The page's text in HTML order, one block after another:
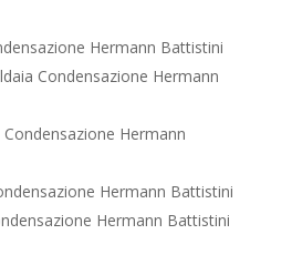
Hermann Battistini
Condensazione Hermann
Condensazione Hermann
Hermann Battistini
Hermann Battistini